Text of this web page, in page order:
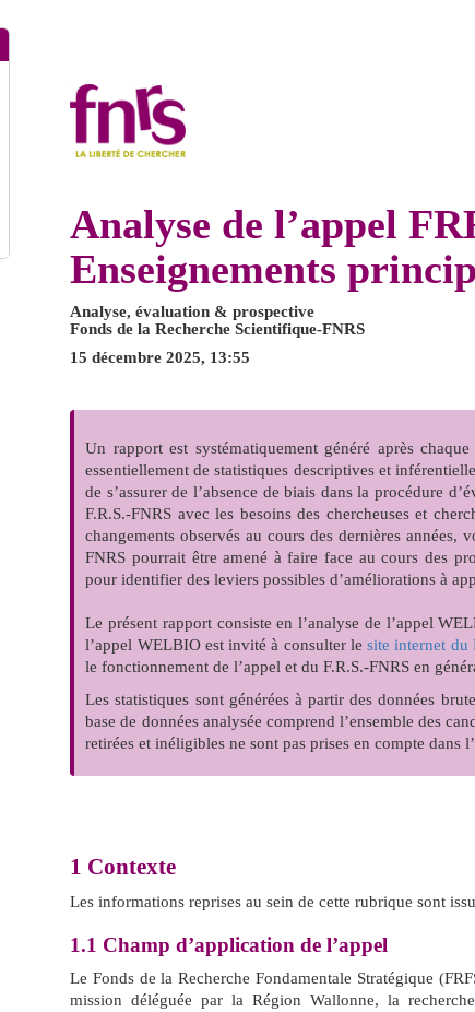
Analyse de l’appel
Enseignements
Analyse, évaluation & prospective
Fonds de la Recherche Scientifique-FNRS
15 décembre 2025, 13:55
Un rapport est systématiquement généré après
essentiellement de statistiques descriptives et
de s’assurer de l’absence de biais dans la procédure
F.R.S.-FNRS avec les besoins des chercheuses et
changements observés au cours des dernières années,
FNRS pourrait être amené à faire face au cours des
pour identifier des leviers possibles d’améliorations à
Le présent rapport consiste en l’analyse de l’appel
l’appel WELBIO est invité à consulter lesite internet du
le fonctionnement de l’appel et du F.R.S.-FNRS en
Les statistiques sont générées à partir des données
base de données analysée comprend l’ensemble des
retirées et inéligibles ne sont pas prises en compte dans
1 Contexte
Les informations reprises au sein de cette rubrique sont
1.1 Champ d’application de l’appel
Le Fonds de la Recherche Fondamentale Stratégique
mission déléguée par la Région Wallonne, la